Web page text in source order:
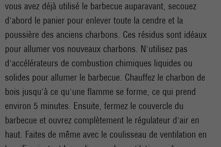
vous avez déjà utilisé le barbecue auparavant, secouez
d'abord le panier pour enlever toute la cendre et la
poussière des anciens charbons. Ces résidus sont idéaux
pour allumer vos nouveaux charbons. N'utilisez pas
d'accélérateurs de combustion chimiques liquides ou
solides pour allumer le barbecue. Chauffez le charbon de
bois jusqu'à ce qu'une flamme se forme, ce qui prend
environ 5 minutes. Ensuite, fermez le couvercle du
barbecue et ouvrez complètement le régulateur d'air en
haut. Faites de même avec le coulisseau de ventilation en